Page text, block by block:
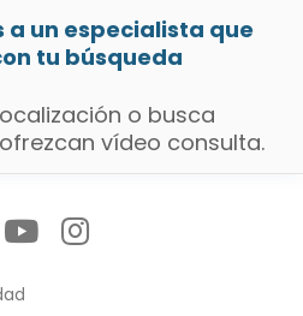
a un especialista que
tu búsqueda
o busca
vídeo consulta.